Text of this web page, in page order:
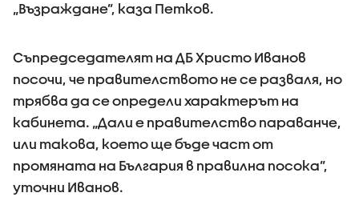
„Възраждане”, каза Петков.
Съпредседателят на ДБ Христо Иванов
посочи, че правителството не се разваля, но
трябва да се определи характерът на
кабинета. „Дали е правителство параванче,
или такова, което ще бъде част от
промяната на България в правилна посока”,
уточни Иванов.